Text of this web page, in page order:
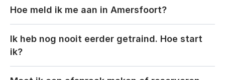
Hoe meld ik me aan in Amersfoort?
Ik heb nog nooit eerder getraind. Hoe start
ik?